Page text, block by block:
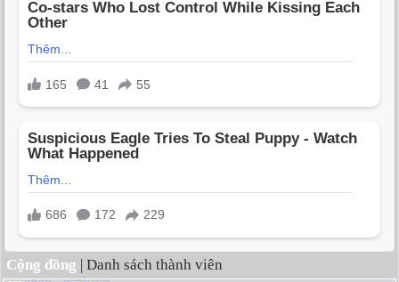
Cộng đồng | Danh sách thành viên